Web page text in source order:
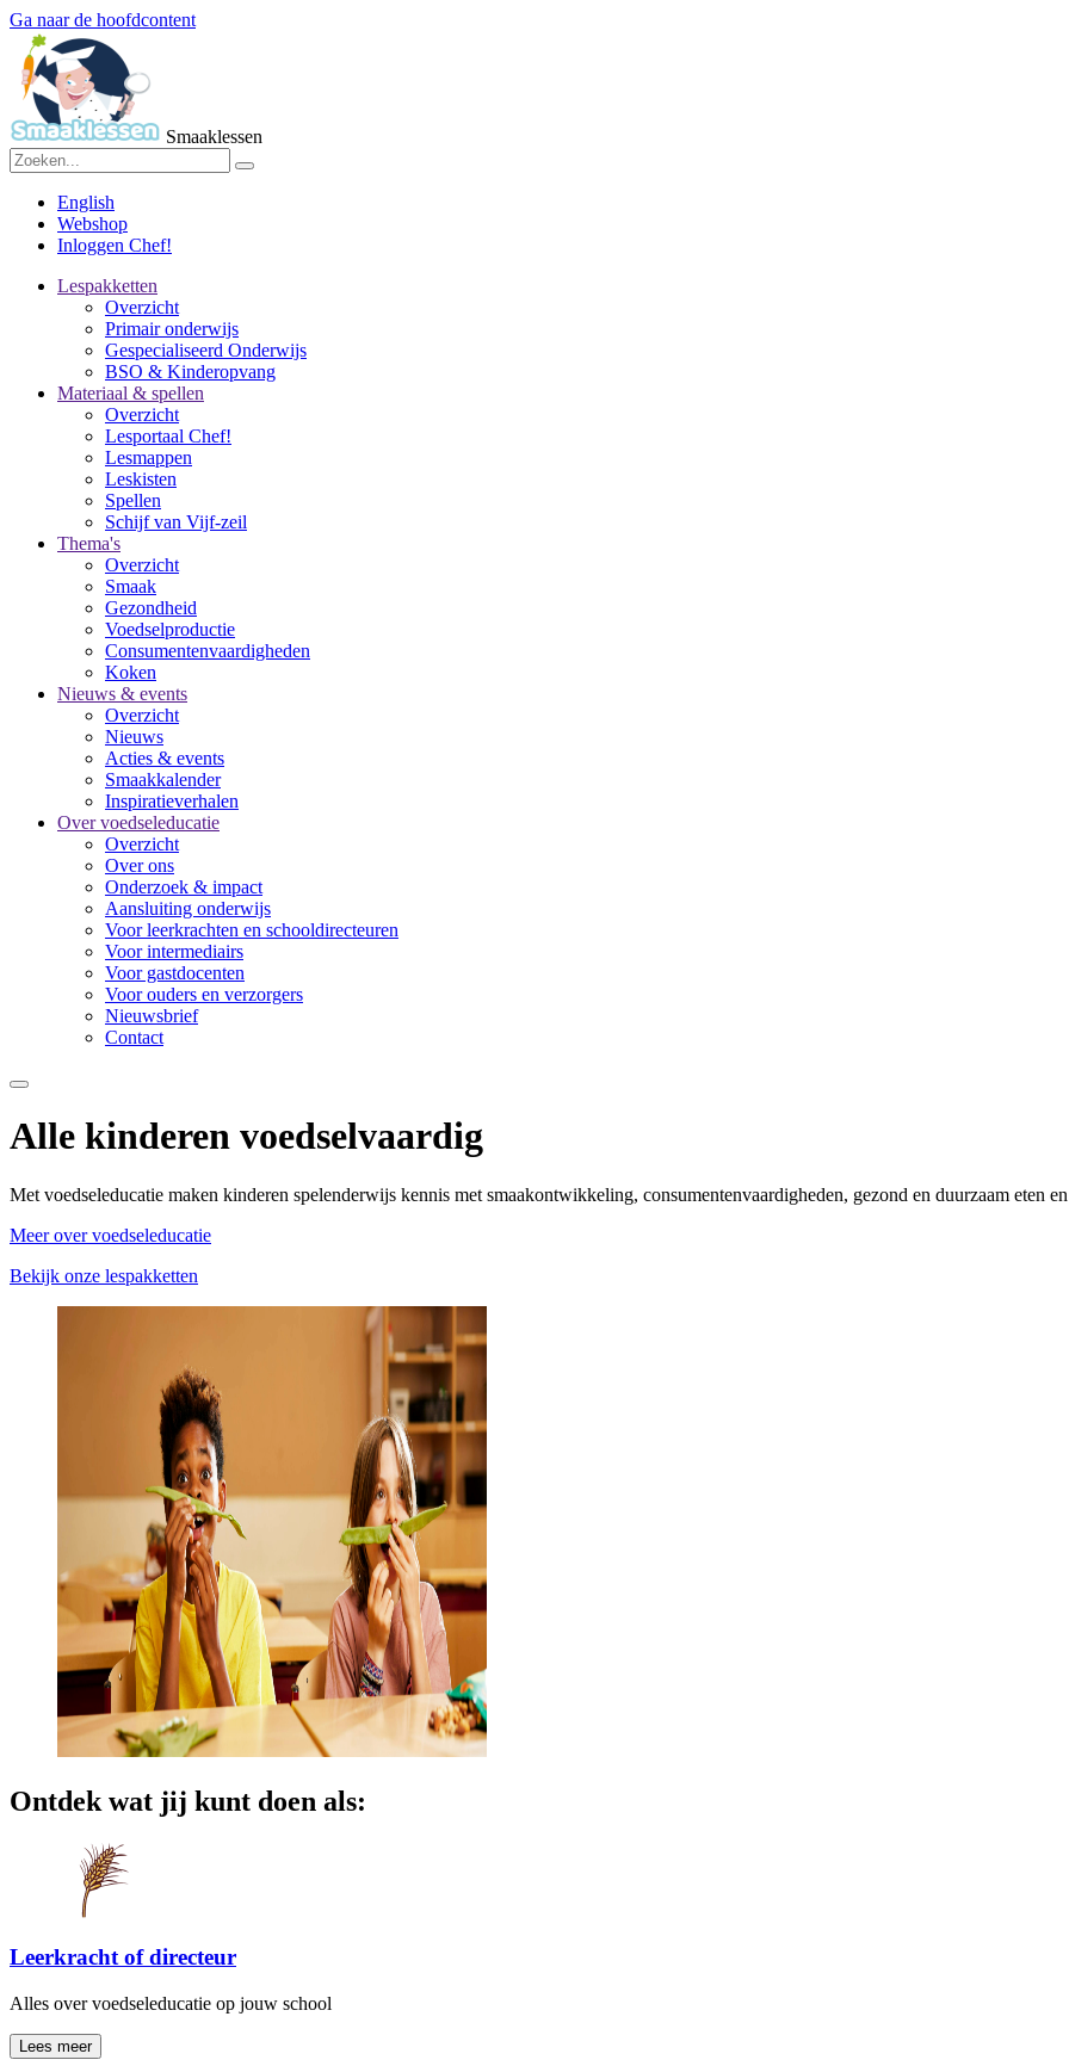
Ga naar de hoofdcontent
Smaaklessen
English
Webshop
Inloggen Chef!
Lespakketten
Overzicht
Primair onderwijs
Gespecialiseerd Onderwijs
BSO & Kinderopvang
Materiaal & spellen
Overzicht
Lesportaal Chef!
Lesmappen
Leskisten
Spellen
Schijf van Vijf-zeil
Thema's
Overzicht
Smaak
Gezondheid
Voedselproductie
Consumentenvaardigheden
Koken
Nieuws & events
Overzicht
Nieuws
Acties & events
Smaakkalender
Inspiratieverhalen
Over voedseleducatie
Overzicht
Over ons
Onderzoek & impact
Aansluiting onderwijs
Voor leerkrachten en schooldirecteuren
Voor intermediairs
Voor gastdocenten
Voor ouders en verzorgers
Nieuwsbrief
Contact
Alle kinderen voedselvaardig
Met voedseleducatie maken kinderen spelenderwijs kennis met smaakontwikkeling, consumentenvaardigheden, gezond en duurzaam eten
Meer over voedseleducatie
Bekijk onze lespakketten
Ontdek wat jij kunt doen als:
Leerkracht of directeur
Alles over voedseleducatie op jouw school
Lees meer